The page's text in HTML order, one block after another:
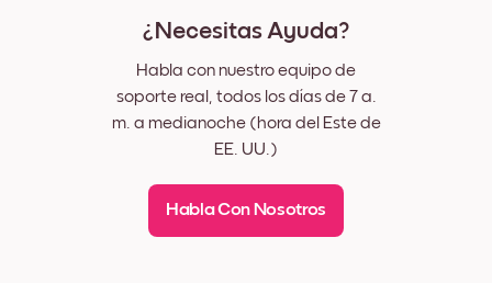
¿Necesitas Ayuda?
Habla con nuestro equipo de
soporte real, todos los días de 7 a.
m. a medianoche (hora del Este de
EE. UU.)
Habla Con Nosotros